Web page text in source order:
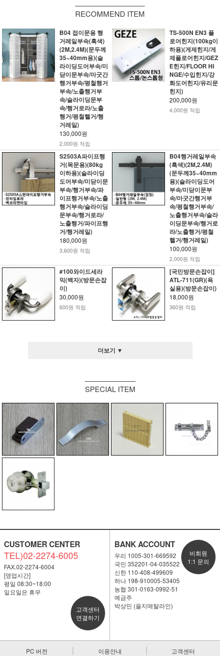
RECOMMEND ITEM
B04 접이문용 행
거레일부속(흑색)
(2M,2.4M)(문두께
35~40mm용)(슬
라이딩도어부속/미
닫이문부속/마굿간
행거부속/평철행거
부속/노출행거부
속/슬라이딩문부
속/행거로라/노출
행거/평철핼거/행
거레일)
130,000원
2,000원 적립
TS-500N EN3 플
로어힌지(100kg이
하용)(게제힌지/게
제플로어힌지/GEZ
E힌지/FLOOR HI
NGE/수입힌지/강
화도어힌지/유리문
힌지)
200,000원
4,000원 적립
S2503A파이프행
거(목문용)(80kg
이하용)(슬라이딩
도어부속/미닫이문
부속/행거부속/파
이프행거부속/노출
행거부속/슬라이딩
문부속/행거로라/
노출행거/파이프행
거/행거레일)
180,000원
3,600원 적립
B04행거레일부속
(흑색)(2M,2.4M)
(문두께35~40mm
용)(슬라이딩도어
부속/미닫이문부
속/마굿간행거부
속/평철행거부속/
노출행거부속/슬라
이딩문부속/행거로
라/노출행거/평철
핼거/행거레일)
100,000원
2,000원 적립
#100와이드세라
믹(백자)(방문손잡
이)
30,000원
600원 적립
[국민방문손잡이]
ATL-711(GR)(욕
실용)(방문손잡이)
18,000원
360원 적립
더보기 ▼
SPECIAL ITEM
CUSTOMER CENTER
TEL)02-2274-6005
FAX.02-2274-6004
[영업시간]
평일 08:30~18:00
일요일은 휴무
고객센터
연결하기
BANK ACCOUNT
우리 1005-301-669592
국민 352201-04-035522
신한 110-408-499609
하나 198-910005-53405
농협 301-0163-0992-51
예금주
박상민 (을지메탈라인)
비회원
1:1 문의
PC 버전 이용안내 고객센터